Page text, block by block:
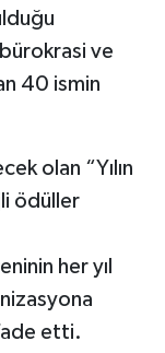
ve
40 ismin
olan “Yılın
ödüller
her yıl
etti.